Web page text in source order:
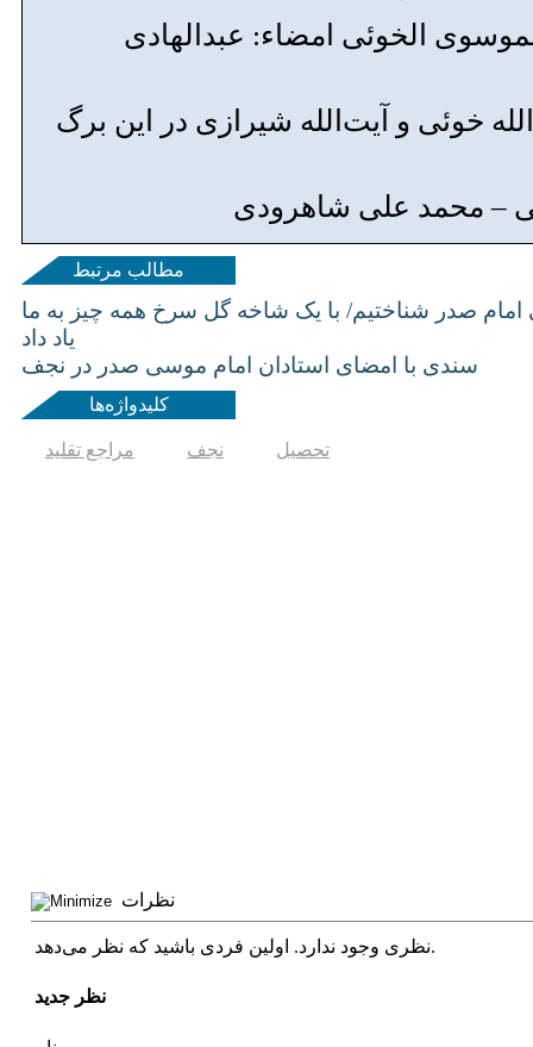
الخوئی امضاء: عبدالهادی
خوئی و آیت‌الله شیرازی در این برگ
– محمد علی شاهرودی
مطالب مرتبط
امام صدر شناختیم/ با یک شاخه گل سرخ همه چیز به ما
یاد داد
سندی با امضای استادان امام موسی صدر در نجف
کلیدواژه‌ها
تحصیل نجف مراجع تقلید
نظرات
نظری وجود ندارد. اولین فردی باشید که نظر می‌دهد.
نظر جدید